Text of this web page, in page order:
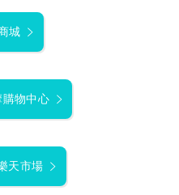
城
物中心
天市場